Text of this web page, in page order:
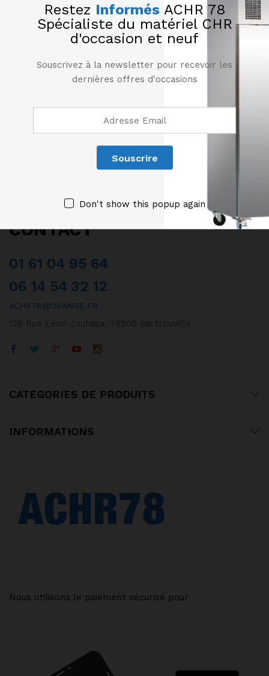
Étagère murale en inox
90,00€ HT
Étagère murale en inox
110,00€ HT
CONTACT
01 61 04 95 64
06 14 54 32 12
ACHR78@ORANGE.FR
CATEGORIES DE PRODUITS
INFORMATIONS
Nous utilisons le paiement sécurisé pour
Restez Informés ACHR 78
Spécialiste du matériel CHR
d'occasion et neuf
Souscrivez à la newsletter pour recevoir les
dernières offres d'occasions
Don't show this popup again